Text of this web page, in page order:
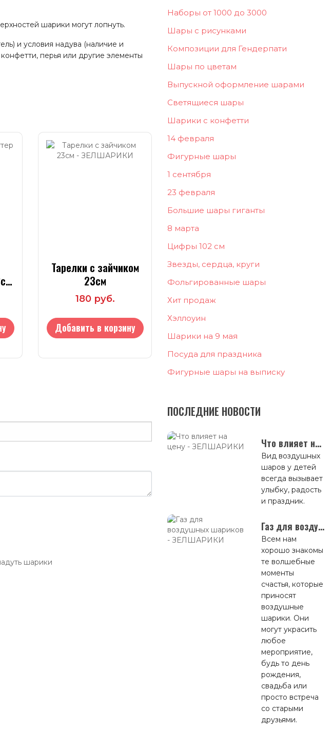
шарики могут лопнуть.
и условия надува (наличие и
перья или другие элементы
Тарелки с зайчиком
23см
180 руб.
Добавить в корзину
шарики
Наборы от 1000 до 3000
Шары с рисунками
Композиции для Гендерпати
Шары по цветам
Выпускной оформление шарами
Светящиеся шары
Шарики с конфетти
14 февраля
Фигурные шары
1 сентября
23 февраля
Большие шары гиганты
8 марта
Цифры 102 см
Звезды, сердца, круги
Фольгированные шары
Хит продаж
Хэллоуин
Шарики на 9 мая
Посуда для праздника
Фигурные шары на выписку
ПОСЛЕДНИЕ НОВОСТИ
Что влияет на цену
Вид воздушных
шаров у детей
всегда вызывает
улыбку, радость
и праздник.
Газ для воздушных шариков
Всем нам
хорошо знакомы
те волшебные
моменты
счастья, которые
приносят
воздушные
шарики. Они
могут украсить
любое
мероприятие,
будь то день
рождения,
свадьба или
просто встреча
со старыми
друзьями.